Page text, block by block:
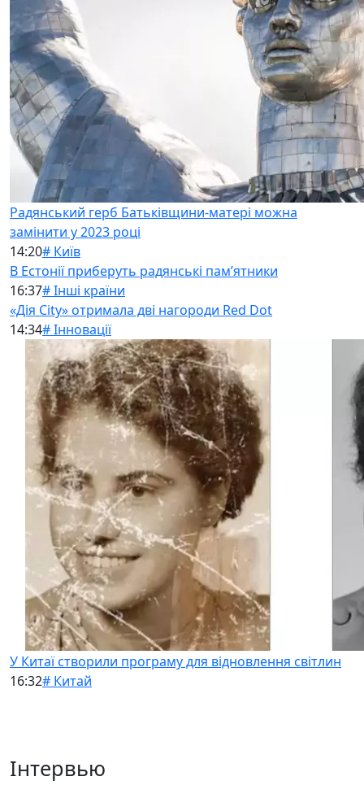
Радянський герб Батьківщини-матері можна
замінити у 2023 році
14:20# Київ
В Естонії приберуть радянські памʼятники
16:37# Інші країни
«Дія City» отримала дві нагороди Red Dot
14:34# Інновації
У Китаї створили програму для відновлення світлин
16:32# Китай
Інтервью